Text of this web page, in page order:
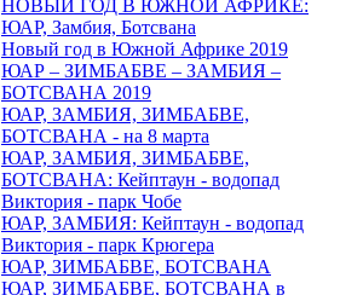
НОВЫЙ ГОД В ЮЖНОЙ АФРИКЕ:
ЮАР, Замбия, Ботсвана
Новый год в Южной Африке 2019
ЮАР – ЗИМБАБВЕ – ЗАМБИЯ –
БОТСВАНА 2019
ЮАР, ЗАМБИЯ, ЗИМБАБВЕ,
БОТСВАНА - на 8 марта
ЮАР, ЗАМБИЯ, ЗИМБАБВЕ,
БОТСВАНА: Кейптаун - водопад
Виктория - парк Чобе
ЮАР, ЗАМБИЯ: Кейптаун - водопад
Виктория - парк Крюгера
ЮАР, ЗИМБАБВЕ, БОТСВАНА
ЮАР, ЗИМБАБВЕ, БОТСВАНА в